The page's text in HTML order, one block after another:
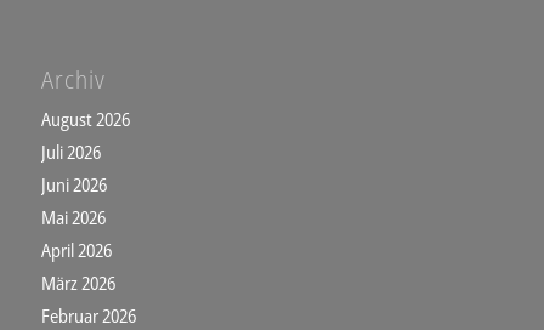
Archiv
August 2026
Juli 2026
Juni 2026
Mai 2026
April 2026
März 2026
Februar 2026